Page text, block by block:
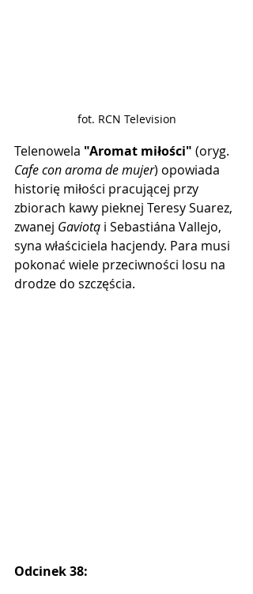
fot. RCN Television
Telenowela "Aromat miłości" (oryg.
Cafe con aroma de mujer) opowiada
historię miłości pracującej przy
zbiorach kawy pieknej Teresy Suarez,
zwanej Gaviotą i Sebastiána Vallejo,
syna właściciela hacjendy. Para musi
pokonać wiele przeciwności losu na
drodze do szczęścia.
Odcinek 38: